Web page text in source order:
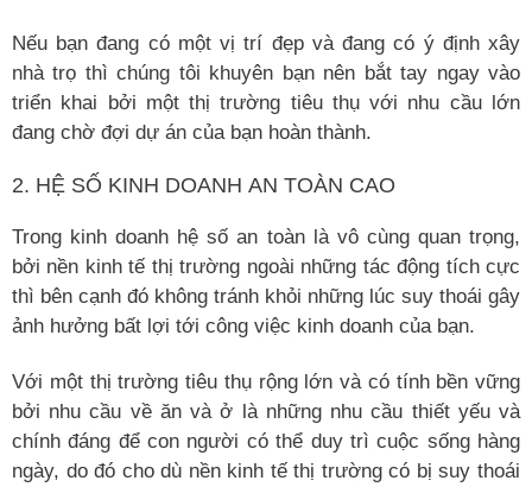
Nếu bạn đang có một vị trí đẹp và đang có ý định xây
nhà trọ thì chúng tôi khuyên bạn nên bắt tay ngay vào
triển khai bởi một thị trường tiêu thụ với nhu cầu lớn
đang chờ đợi dự án của bạn hoàn thành.
2. HỆ SỐ KINH DOANH AN TOÀN CAO
Trong kinh doanh hệ số an toàn là vô cùng quan trọng,
bởi nền kinh tế thị trường ngoài những tác động tích cực
thì bên cạnh đó không tránh khỏi những lúc suy thoái gây
ảnh hưởng bất lợi tới công việc kinh doanh của bạn.
Với một thị trường tiêu thụ rộng lớn và có tính bền vững
bởi nhu cầu về ăn và ở là những nhu cầu thiết yếu và
chính đáng để con người có thể duy trì cuộc sống hàng
ngày, do đó cho dù nền kinh tế thị trường có bị suy thoái